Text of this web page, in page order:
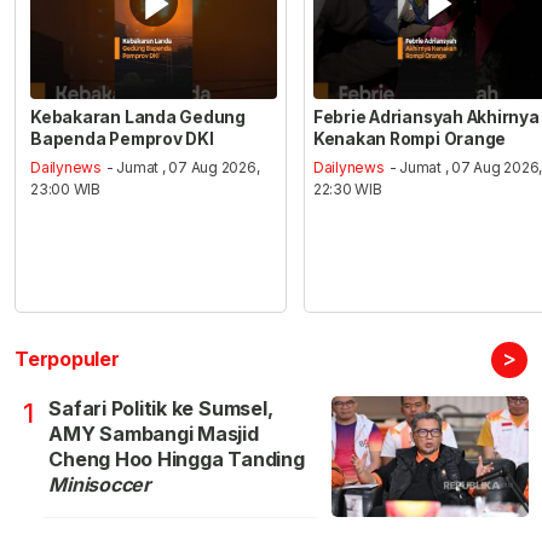
Kebakaran Landa Gedung
Bapenda Pemprov DKI
Dailynews - Jumat , 07 Aug 2026,
23:00 WIB
Febrie Adriansyah Akhirnya
Kenakan Rompi Orange
Dailynews - Jumat , 07 Aug 2026,
22:30 WIB
Terpopuler >
1
Safari Politik ke Sumsel,
AMY Sambangi Masjid
Cheng Hoo Hingga Tanding
Minisoccer